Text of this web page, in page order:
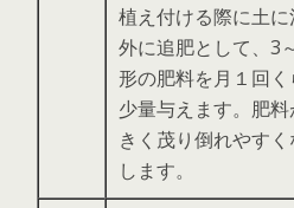
植え付ける際に土
外に追肥として、3
形の肥料を月１回
少量与えます。肥
きく茂り倒れやす
します。